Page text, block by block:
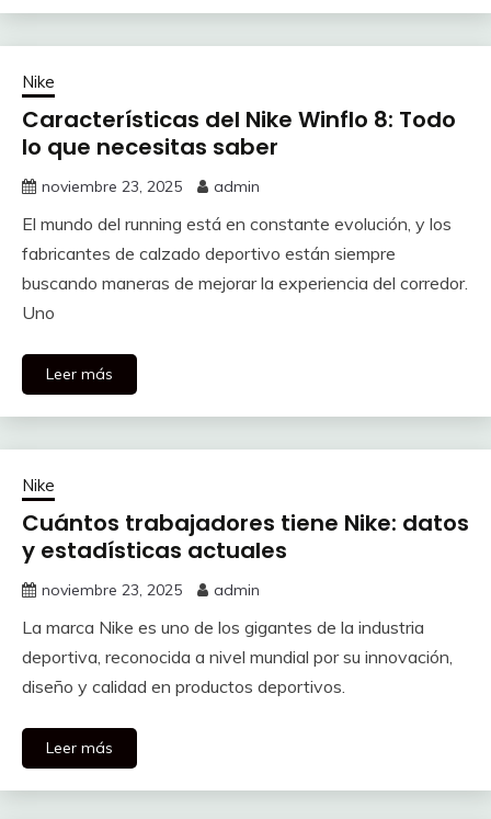
Nike
Características del Nike Winflo 8: Todo
lo que necesitas saber
noviembre 23, 2025 admin
El mundo del running está en constante evolución, y los
fabricantes de calzado deportivo están siempre
buscando maneras de mejorar la experiencia del corredor.
Uno
Leer más
Nike
Cuántos trabajadores tiene Nike: datos
y estadísticas actuales
noviembre 23, 2025 admin
La marca Nike es uno de los gigantes de la industria
deportiva, reconocida a nivel mundial por su innovación,
diseño y calidad en productos deportivos.
Leer más